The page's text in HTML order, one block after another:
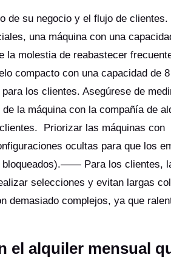
de su negocio y el flujo de clientes.
una máquina con una
la molestia de reabastecer
compacto con una capacidad de
los clientes. Asegúrese de
la máquina con la compañía de
Priorizar las máquinas con
ocultas para que los
bloqueados).—— Para los clientes,
selecciones y evitan largas
demasiado complejos, ya que
el alquiler mensual